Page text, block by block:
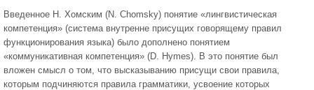
Введенное Н. Хомским (N. Chomsky) понятие «лингвистическая
компетенция» (система внутренне присущих говорящему правил
функционирования языка) было дополнено понятием
«коммуникативная компетенция» (D. Hymes). В это понятие был
вложен смысл о том, что высказыванию присущи свои правила,
которым подчиняются правила грамматики, усвоение которых